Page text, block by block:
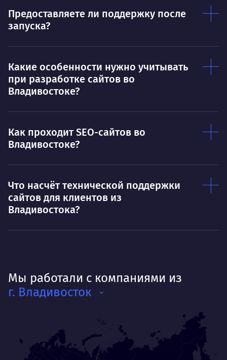
Предоставляете ли поддержку после
запуска?
Какие особенности нужно учитывать
при разработке сайтов во
Владивостоке?
Как проходит SEO-сайтов во
Владивостоке?
Что насчёт технической поддержки
сайтов для клиентов из
Владивостока?
Мы работали с компаниями из
г. Владивосток